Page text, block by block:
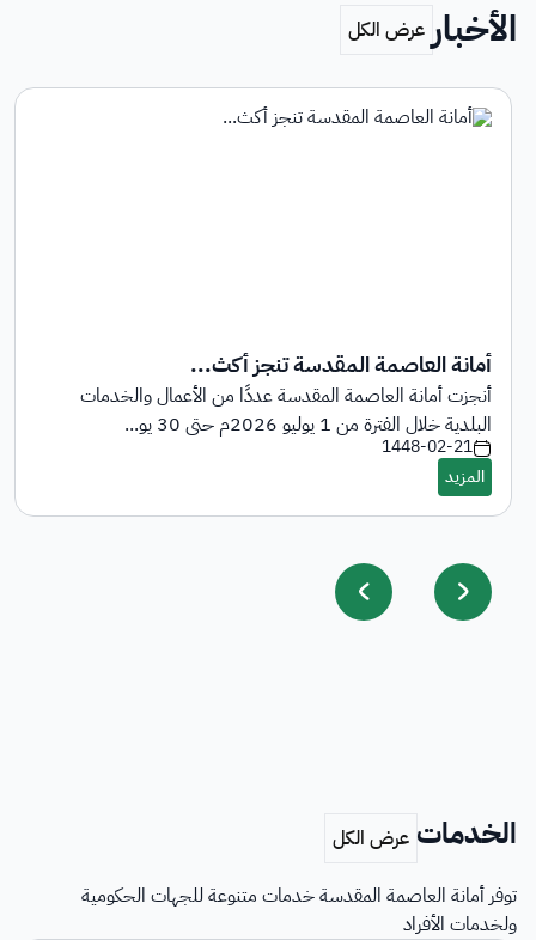
الأخبار
أمانة العاصمة المقدسة تنجز أكث...
أنجزت أمانة العاصمة المقدسة عددًا من الأعمال والخدمات
البلدية خلال الفترة من 1 يوليو 2026م حتى 30 يو...
1448-02-21
الخدمات
توفر أمانة العاصمة المقدسة خدمات متنوعة للجهات الحكومية
ولخدمات الأفراد